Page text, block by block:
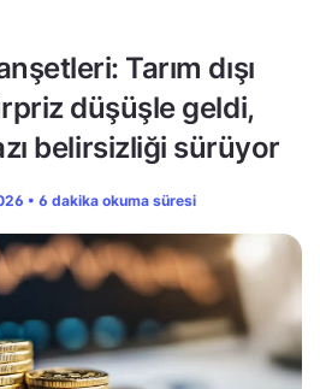
Tarım dışı
düşüşle geldi,
belirsizliği sürüyor
• 6 dakika okuma süresi